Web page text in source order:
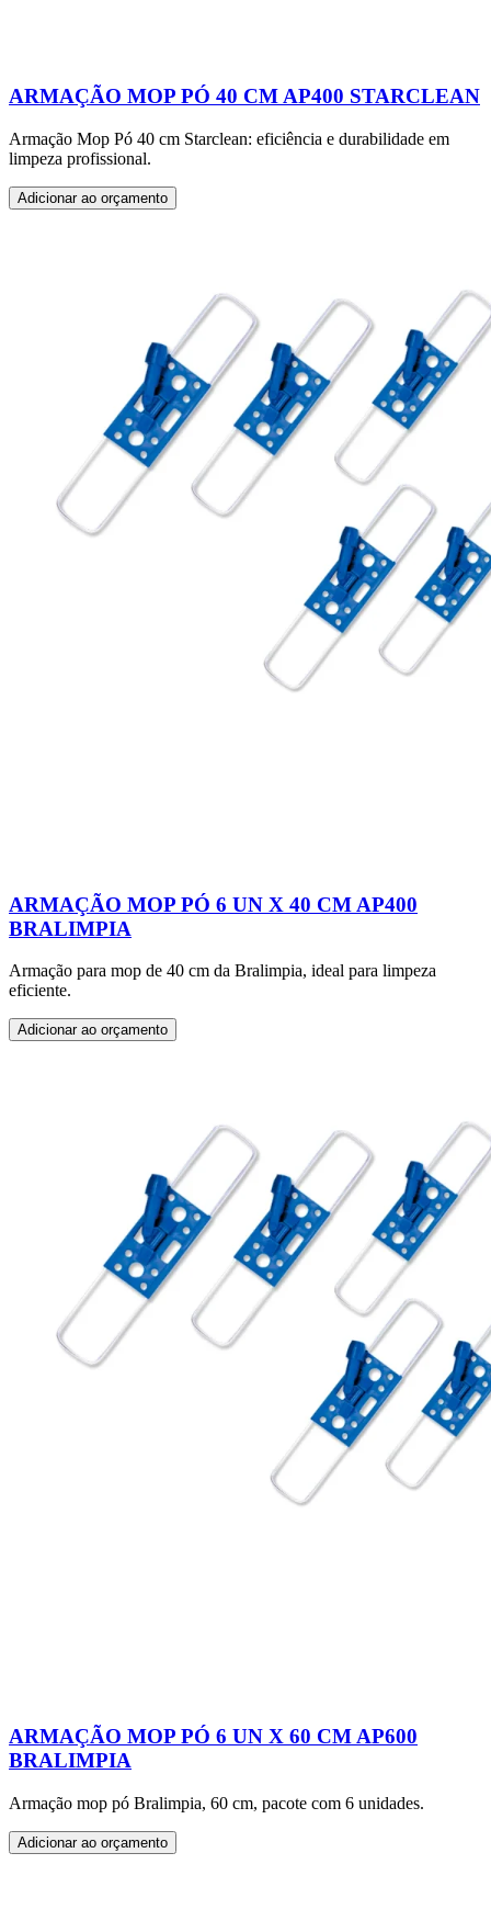
ARMAÇÃO MOP PÓ 40 CM AP400 STARCLEAN
Armação Mop Pó 40 cm Starclean: eficiência e durabilidade em
limpeza profissional.
Adicionar ao orçamento
ARMAÇÃO MOP PÓ 6 UN X 40 CM AP400
BRALIMPIA
Armação para mop de 40 cm da Bralimpia, ideal para limpeza
eficiente.
Adicionar ao orçamento
ARMAÇÃO MOP PÓ 6 UN X 60 CM AP600
BRALIMPIA
Armação mop pó Bralimpia, 60 cm, pacote com 6 unidades.
Adicionar ao orçamento